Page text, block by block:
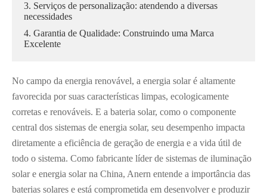
3. Serviços de personalização: atendendo a diversas
necessidades
4. Garantia de Qualidade: Construindo uma Marca
Excelente
No campo da energia renovável, a energia solar é altamente
favorecida por suas características limpas, ecologicamente
corretas e renováveis. E a bateria solar, como o componente
central dos sistemas de energia solar, seu desempenho impacta
diretamente a eficiência de geração de energia e a vida útil de
todo o sistema. Como fabricante líder de sistemas de iluminação
solar e energia solar na China, Anern entende a importância das
baterias solares e está comprometida em desenvolver e produzir